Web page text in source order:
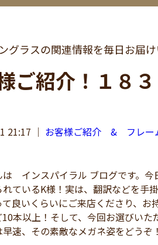
グラスの関連情報を毎日お届け
ご紹介！１８
21:17 ｜ お客様ご紹介 & フレー
インスパイラル ブログです。今
ているK様！実は、翻訳などを手
良いくらいにご来店くださり、
10本以上！そして、今回お選びい
速、その素敵なメガネ姿をどうぞ！